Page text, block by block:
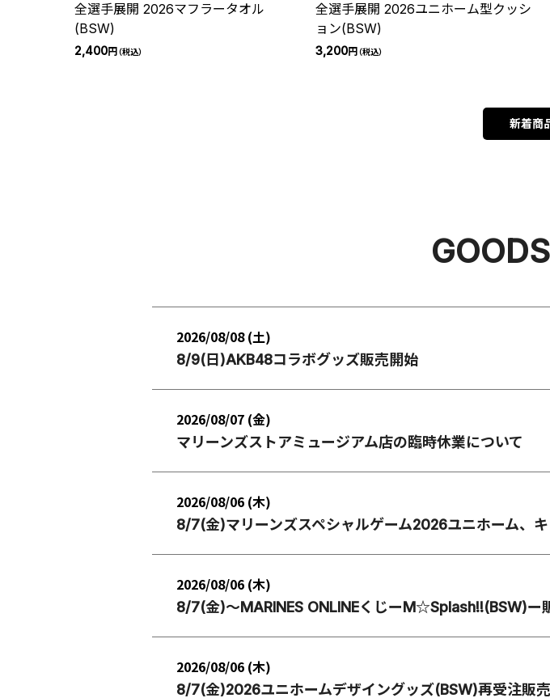
全選手展開 2026マフラータオル
(BSW)
2,400円（税込）
全選手展開 2026ユニホーム型クッシ
ョン(BSW)
3,200円（税込）
新着商
2026/08/08 (土)
8/9(日)AKB48コラボグッズ販売開始
2026/08/07 (金)
マリーンズストアミュージアム店の臨時休業について
2026/08/06 (木)
8/7(金)マリーンズスペシャルゲーム2026ユニホーム、
2026/08/06 (木)
8/7(金)～MARINES ONLINEくじーM☆Splash!!(BSW)ー
2026/08/06 (木)
8/7(金)2026ユニホームデザイングッズ(BSW)再受注販